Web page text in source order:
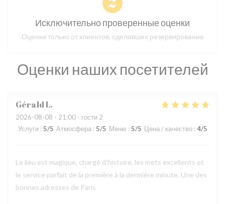
Оценки наших посетителей
GéraldL
2026-08-08 - 21:00 - гости 2
Услуги : 5/5 Атмосфера : 5/5 Меню : 5/5 Цена / качество : 4/5
Le lieu est magique, chargé d’histoire, les mets excellents et
le service parfait de la première à la dermière minute. Une des
bonnes adresses de Paris
Исключительно проверенные оценки
Оценки только от клиентов, сделавших резервирование